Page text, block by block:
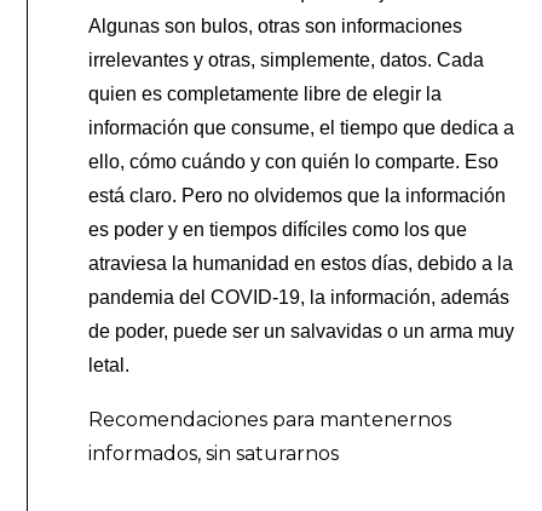
Algunas son bulos, otras son informaciones
irrelevantes y otras, simplemente, datos. Cada
quien es completamente libre de elegir la
información que consume, el tiempo que dedica a
ello, cómo cuándo y con quién lo comparte. Eso
está claro. Pero no olvidemos que la información
es poder y en tiempos difíciles como los que
atraviesa la humanidad en estos días, debido a la
pandemia del COVID-19, la información, además
de poder, puede ser un salvavidas o un arma muy
letal.
Recomendaciones para mantenernos
informados, sin saturarnos